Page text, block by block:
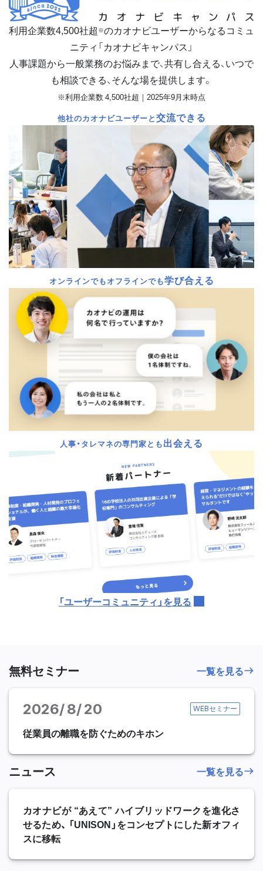
無料セミナー
2026 8 20 WEBセミナー
従業員の離職を防ぐためのキホン
一覧を見る
ニュース
カオナビが “あえて” ハイブリッドワークを進化さ
せるため、 「UNISON」をコンセプトにした新オフィ
スに移転
一覧を見る
利用企業数4,500社超 ※のカオナビユーザーからなるコミュ
ニティ「カオナビキャンパス」
人事課題から一般業務のお悩みまで、共有し合える、いつで
も相談できる、そんな場を提供します。
※利用企業数 4,500社超｜2025年9月末時点
他社のカオナビユーザーと交流できる
オンラインでもオフラインでも学び合える
人事・タレマネの専門家とも出会える
「ユーザーコミュニティ」を見る